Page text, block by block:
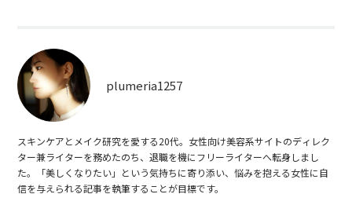
plumeria1257
スキンケアとメイク研究を愛する20代。女性向け美容系サイトのディレク
ター兼ライターを務めたのち、退職を機にフリーライターへ転身しまし
た。「美しくなりたい」という気持ちに寄り添い、悩みを抱える女性に自
信を与えられる記事を執筆することが目標です。